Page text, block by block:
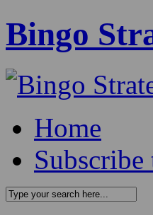
Bingo
Home
Subscribe